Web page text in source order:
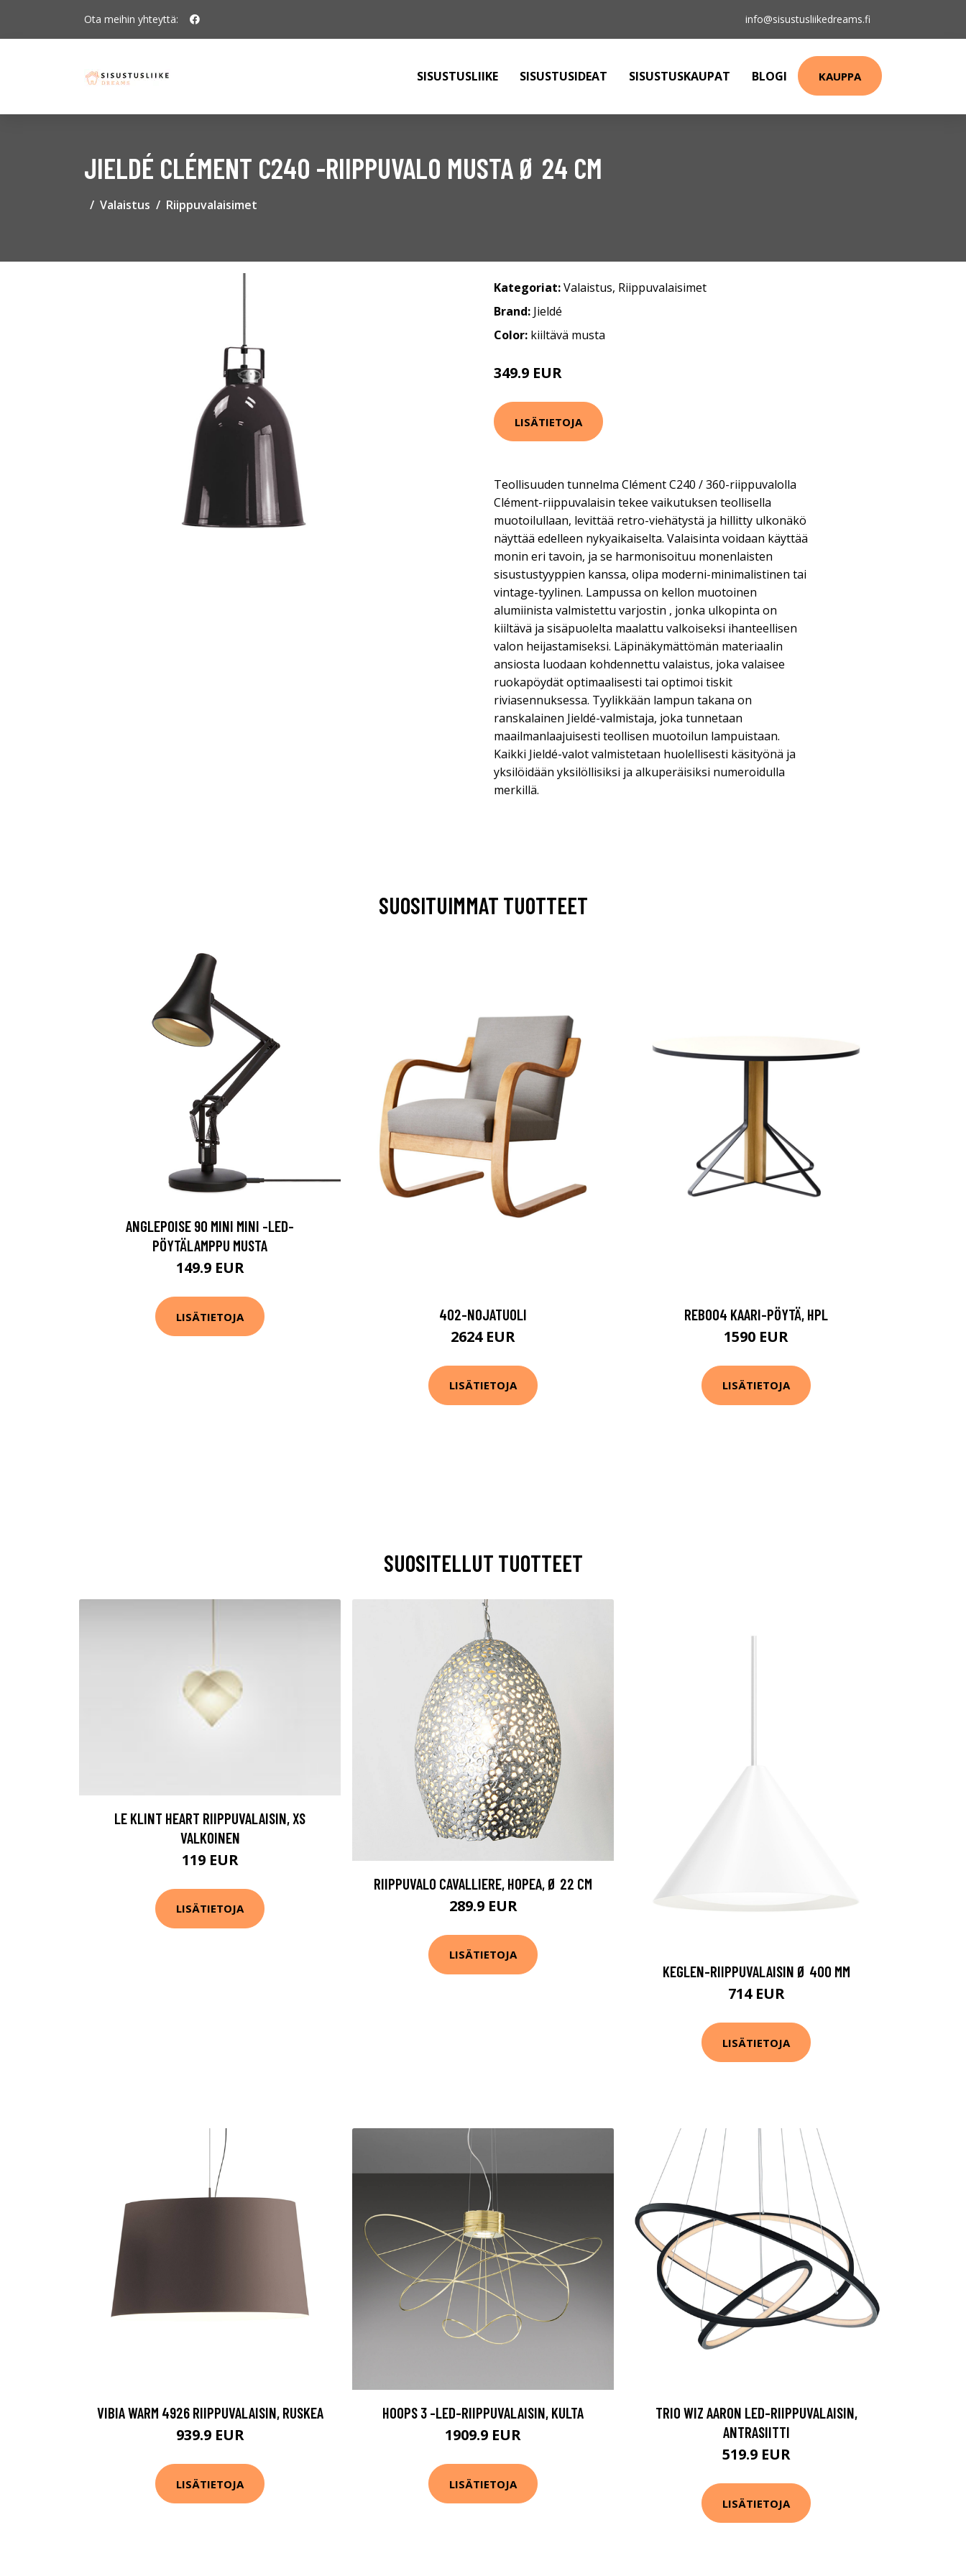
Ota meihin yhteyttä: info@sisustusliikedreams.fi
SISUSTUSLIIKE SISUSTUSIDEAT SISUSTUSKAUPAT BLOGI KAUPPA
JIELDÉ CLÉMENT C240 -RIIPPUVALO MUSTA Ø 24 CM
Valaistus Riippuvalaisimet
Kategoriat:Valaistus, Riippuvalaisimet
Brand: Jieldé
Color: kiiltävä musta
349.9 EUR
LISÄTIETOJA
Teollisuuden tunnelma Clément C240 / 360-riippuvalolla
Clément-riippuvalaisin tekee vaikutuksen teollisella
muotoilullaan, levittää retro-viehätystä ja hillitty ulkonäkö
näyttää edelleen nykyaikaiselta. Valaisinta voidaan käyttää
monin eri tavoin, ja se harmonisoituu monenlaisten
sisustustyyppien kanssa, olipa moderni-minimalistinen tai
vintage-tyylinen. Lampussa on kellon muotoinen
alumiinista valmistettu varjostin , jonka ulkopinta on
kiiltävä ja sisäpuolelta maalattu valkoiseksi ihanteellisen
valon heijastamiseksi. Läpinäkymättömän materiaalin
ansiosta luodaan kohdennettu valaistus, joka valaisee
ruokapöydät optimaalisesti tai optimoi tiskit
riviasennuksessa. Tyylikkään lampun takana on
ranskalainen Jieldé-valmistaja, joka tunnetaan
maailmanlaajuisesti teollisen muotoilun lampuistaan.
Kaikki Jieldé-valot valmistetaan huolellisesti käsityönä ja
yksilöidään yksilöllisiksi ja alkuperäisiksi numeroidulla
merkillä.
SUOSITUIMMAT TUOTTEET
ANGLEPOISE 90 MINI MINI -LED-
PÖYTÄLAMPPU MUSTA
149.9 EUR
LISÄTIETOJA 402-NOJATUOLI
2624 EUR
LISÄTIETOJA
REB004 KAARI-PÖYTÄ, HPL
1590 EUR
LISÄTIETOJA
SUOSITELLUT TUOTTEET
LE KLINT HEART RIIPPUVALAISIN, XS
VALKOINEN
119 EUR
LISÄTIETOJA
RIIPPUVALO CAVALLIERE, HOPEA, Ø 22 CM
289.9 EUR
LISÄTIETOJA
KEGLEN-RIIPPUVALAISIN Ø 400 MM
714 EUR
LISÄTIETOJA
VIBIA WARM 4926 RIIPPUVALAISIN, RUSKEA
939.9 EUR
LISÄTIETOJA
HOOPS 3 -LED-RIIPPUVALAISIN, KULTA
1909.9 EUR
LISÄTIETOJA
TRIO WIZ AARON LED-RIIPPUVALAISIN,
ANTRASIITTI
519.9 EUR
LISÄTIETOJA